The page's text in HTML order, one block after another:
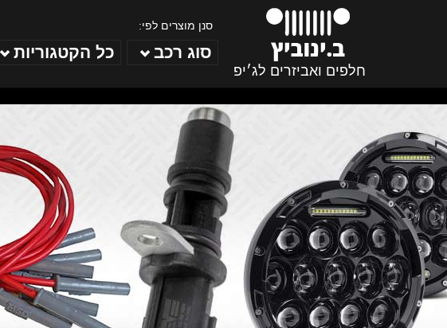
ב. ינוביץ
חלפים ואביזרים לג׳יפ
סנן מוצרים לפי:
סוג רכב כל הקטגוריות